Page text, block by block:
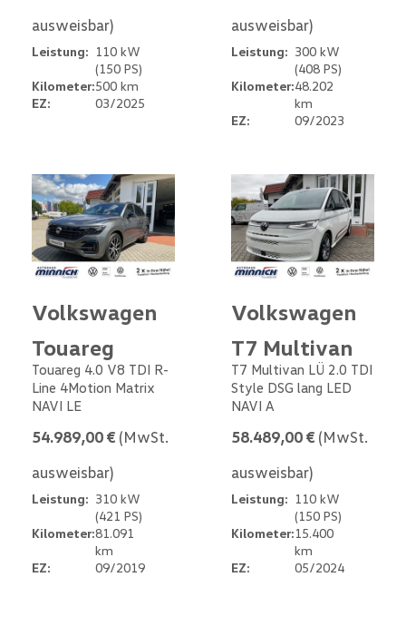
ausweisbar)
Leistung: 110 kW
(150 PS)
Kilometer:500 km
EZ:
03/2025
ausweisbar)
Leistung: 300 kW
(408 PS)
Kilometer:48.202
km
EZ:
09/2023
Volkswagen
Touareg
Touareg 4.0 V8 TDI R-
Line 4Motion Matrix
NAVI LE
54.989,00 € (MwSt.
ausweisbar)
Leistung: 310 kW
(421 PS)
Kilometer:81.091
km
EZ:
09/2019
Volkswagen
T7 Multivan
T7 Multivan LÜ 2.0 TDI
Style DSG lang LED
NAVI A
58.489,00 € (MwSt.
ausweisbar)
Leistung: 110 kW
(150 PS)
Kilometer:15.400
km
EZ:
05/2024